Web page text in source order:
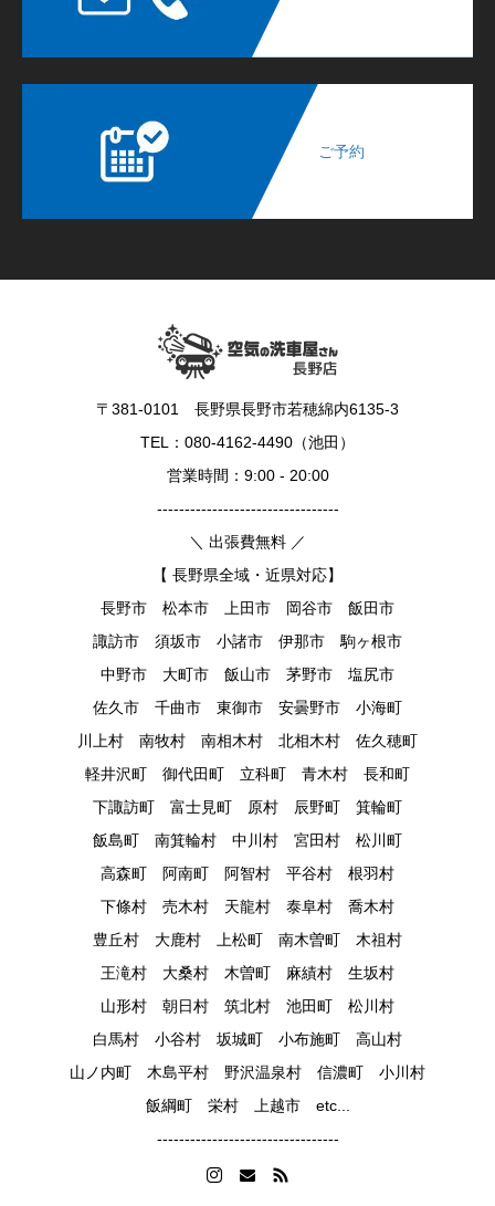
ご予約
〒381-0101 長野県長野市若穂綿内6135-3
TEL：080-4162-4490（池田）
営業時間：9:00 - 20:00
---------------------------------
＼ 出張費無料 ／
【 長野県全域・近県対応】
長野市 松本市 上田市 岡谷市 飯田市
諏訪市 須坂市 小諸市 伊那市 駒ヶ根市
中野市 大町市 飯山市 茅野市 塩尻市
佐久市 千曲市 東御市 安曇野市 小海町
川上村 南牧村 南相木村 北相木村 佐久穂町
軽井沢町 御代田町 立科町 青木村 長和町
下諏訪町 富士見町 原村 辰野町 箕輪町
飯島町 南箕輪村 中川村 宮田村 松川町
高森町 阿南町 阿智村 平谷村 根羽村
下條村 売木村 天龍村 泰阜村 喬木村
豊丘村 大鹿村 上松町 南木曽町 木祖村
王滝村 大桑村 木曽町 麻績村 生坂村
山形村 朝日村 筑北村 池田町 松川村
白馬村 小谷村 坂城町 小布施町 高山村
山ノ内町 木島平村 野沢温泉村 信濃町 小川村
飯綱町 栄村 上越市 etc...
---------------------------------